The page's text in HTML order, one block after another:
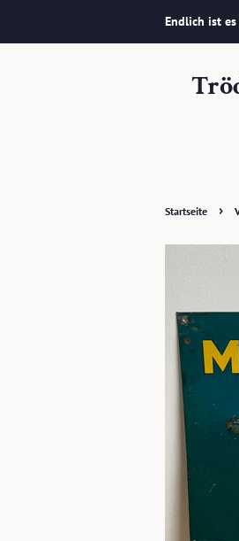
Endlich ist
Startseite ›